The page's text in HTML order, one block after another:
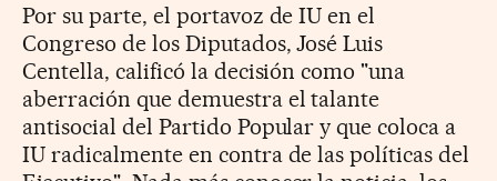
Por su parte, el portavoz de IU en el
Congreso de los Diputados, José Luis
Centella, calificó la decisión como "una
aberración que demuestra el talante
antisocial del Partido Popular y que coloca a
IU radicalmente en contra de las políticas del